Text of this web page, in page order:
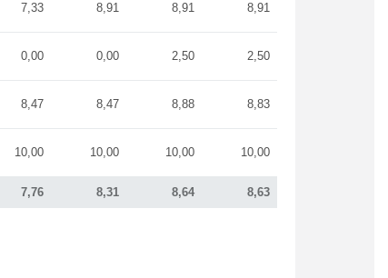
7,76 8,31 8,64 8,63
7,33 8,91 8,91 8,91
0,00 0,00 2,50 2,50
8,47 8,47 8,88 8,83
10,00 10,00 10,00 10,00